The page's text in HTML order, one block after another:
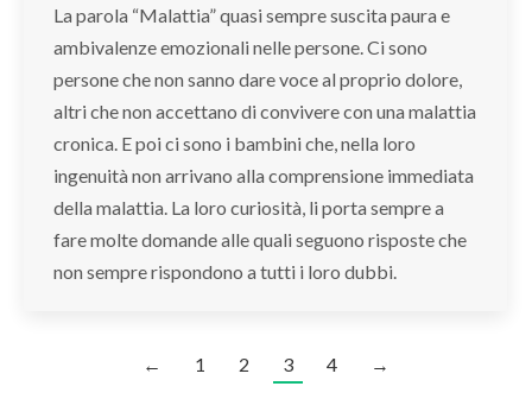
La parola “Malattia” quasi sempre suscita paura e
ambivalenze emozionali nelle persone. Ci sono
persone che non sanno dare voce al proprio dolore,
altri che non accettano di convivere con una malattia
cronica. E poi ci sono i bambini che, nella loro
ingenuità non arrivano alla comprensione immediata
della malattia. La loro curiosità, li porta sempre a
fare molte domande alle quali seguono risposte che
non sempre rispondono a tutti i loro dubbi.
← 1 2 3 4 →